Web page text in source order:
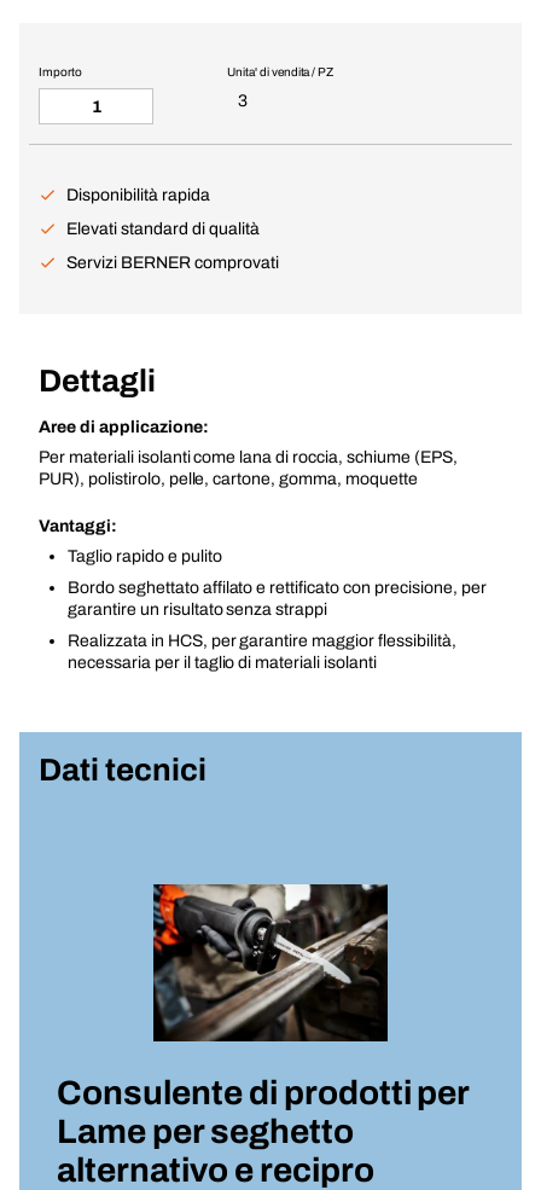
Unita' di vendita / PZ
3
Importo
Disponibilità rapida
Elevati standard di qualità
Servizi BERNER comprovati
Dettagli
Aree di applicazione:
Per materiali isolanti come lana di roccia, schiume (EPS,
PUR), polistirolo, pelle, cartone, gomma, moquette
Vantaggi:
Taglio rapido e pulito
Bordo seghettato affilato e rettificato con precisione, per
garantire un risultato senza strappi
Realizzata in HCS, per garantire maggior flessibilità,
necessaria per il taglio di materiali isolanti
Dati tecnici
Consulente di prodotti per
Lame per seghetto
alternativo e recipro